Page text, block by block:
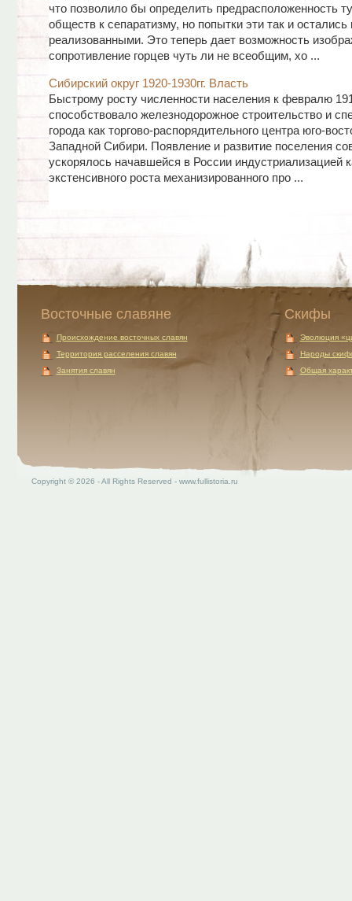
что позволило бы определить предрасположенность
обществ к сепаратизму, но попытки эти так и остались
реализованными. Это теперь дает возможность
сопротивление горцев чуть ли не всеобщим, хо ...
Сибирский округ 1920-1930гг. Власть
Быстрому росту численности населения к февралю
способствовало железнодорожное строительство и
города как торгово-распорядительного центра юго-
Западной Сибири. Появление и развитие поселения
ускорялось начавшейся в России индустриализацией
экстенсивного роста механизированного про ...
Восточные славяне
Происхождение восточных славян
Территория расселения славян
Занятия славян
Скифы
Эволюция
Народы
Общая
Copyright © 2026 - All Rights Reserved - www.fullistoria.ru